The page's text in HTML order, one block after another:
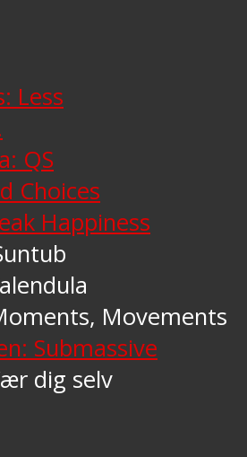
Less
QS
Choices
Happiness
Movements
Submassive
dig selv